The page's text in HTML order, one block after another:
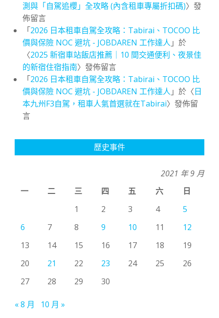
測與「自駕追櫻」全攻略 (內含租車專屬折扣碼)〉發
佈留言
「2026 日本租車自駕全攻略：Tabirai、TOCOO 比
價與保險 NOC 避坑 - JOBDAREN 工作達人 」於
〈2025 新宿車站飯店推薦｜10 間交通便利、夜景佳
的新宿住宿指南〉發佈留言
「2026 日本租車自駕全攻略：Tabirai、TOCOO 比
價與保險 NOC 避坑 - JOBDAREN 工作達人 」於〈日
本九州F3自駕，租車人氣首選就在Tabirai〉發佈留
言
歷史事件
2021 年 9 月
一
二 三 四 五 六
日
1
2 3 4
5
6
7 8 9 10 11
12
13
14 15 16 17 18
19
20
21 22 23 24 25
26
27
28 29 30
« 8 月 10 月 »